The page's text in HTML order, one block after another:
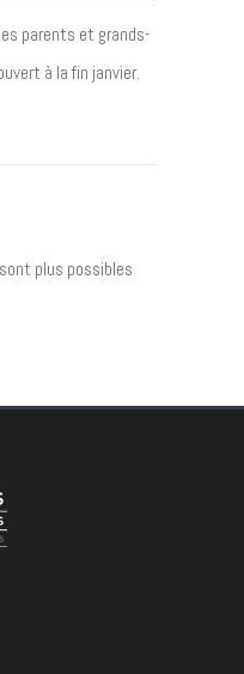
parents et grands-
à la fin janvier.
plus possibles